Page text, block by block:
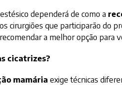
dependerá de como a
cirurgiões que participarão do
a melhor opção para
cicatrizes?
mamária exige técnicas